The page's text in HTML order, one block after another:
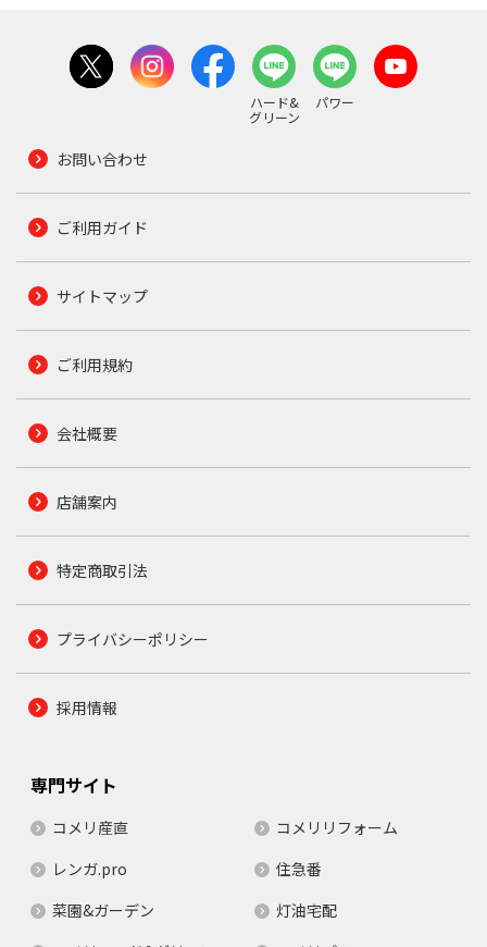
ハード&
グリーン
パワー
お問い合わせ
ご利用ガイド
サイトマップ
ご利用規約
会社概要
店舗案内
特定商取引法
プライバシーポリシー
採用情報
専門サイト
コメリ産直
コメリリフォーム
レンガ.pro
住急番
菜園&ガーデン
灯油宅配